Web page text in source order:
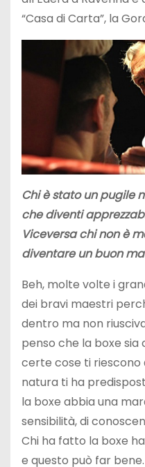
“Casa di Carta”, la
Chi è stato un pugile
che diventi
Viceversa chi non è
diventare un buon
Beh, molte volte i
dei bravi maestri
dentro ma non
penso che la boxe
certe cose ti
natura ti ha
la boxe abbia una
sensibilità, di
Chi ha fatto la boxe
e questo può far